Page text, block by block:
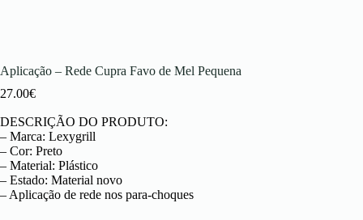
Aplicação – Rede Cupra Favo de Mel Pequena
27.00€
DESCRIÇÃO DO PRODUTO:
– Marca: Lexygrill
– Cor: Preto
– Material: Plástico
– Estado: Material novo
– Aplicação de rede nos para-choques